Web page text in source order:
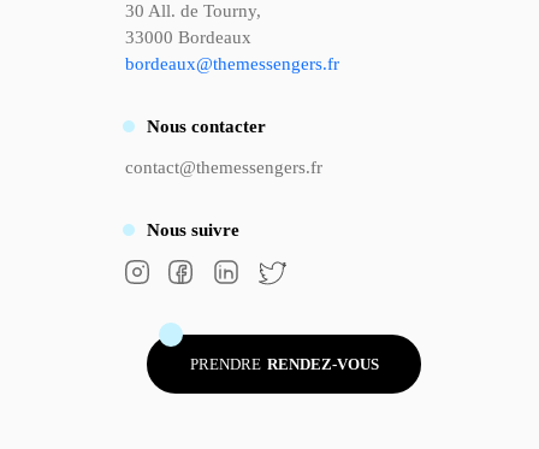
30 All. de Tourny,
33000 Bordeaux
bordeaux@themessengers.fr
Nous contacter
contact@themessengers.fr
Nous suivre
PRENDRE RENDEZ-VOUS